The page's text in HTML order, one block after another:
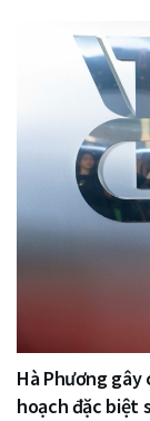
Hà Phương gây
hoạch đặc biệt